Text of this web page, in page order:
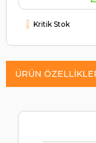
Kritik Stok
ÜRÜN